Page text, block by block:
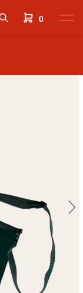
0